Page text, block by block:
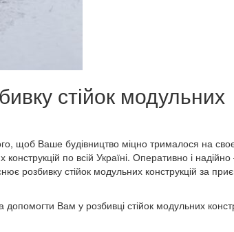
стійок модульних
щоб Ваше будівництво міцно трималося на
конструкцій по всій Україні. Оперативно і
розбивку стійок модульних конструкцій за
Вам у розбивці стійок модульних